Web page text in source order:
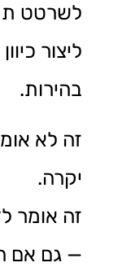
לשרטט
ליצור
בהירות.
זה לא
יקרה.
זה אומר
— גם אם